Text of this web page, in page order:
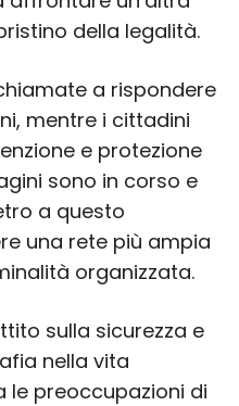
della legalità.
a rispondere
mentre i cittadini
e protezione
sono in corso e
a questo
una rete più ampia
organizzata.
sulla sicurezza e
nella vita
le preoccupazioni di